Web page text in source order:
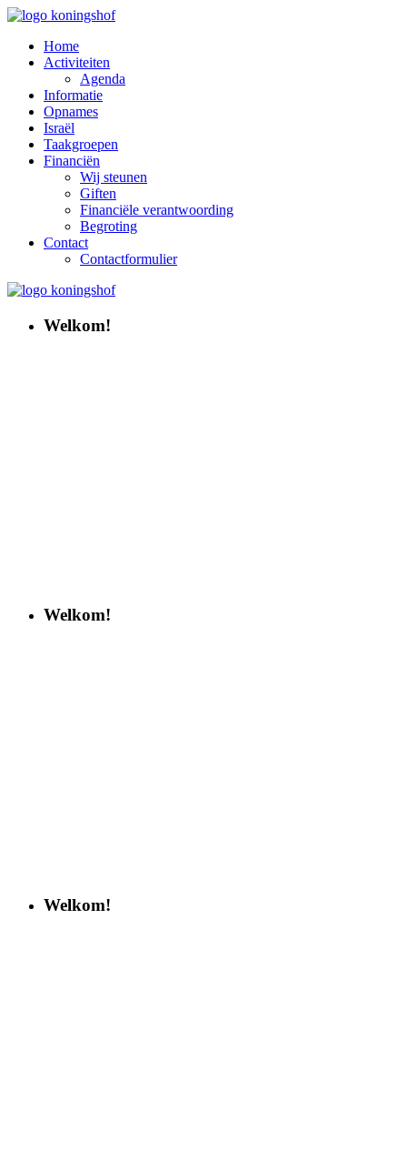
Home
Activiteiten
Agenda
Informatie
Opnames
Israël
Taakgroepen
Financiën
Wij steunen
Giften
Financiële verantwoording
Begroting
Contact
Contactformulier
Welkom!
Welkom!
Welkom!